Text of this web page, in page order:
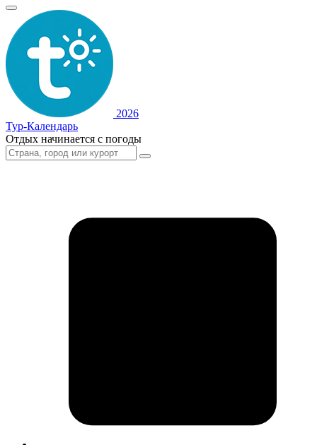
2026
Тур-Календарь
Отдых начинается с погоды